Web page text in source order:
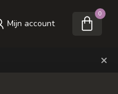
×
Mijn account
0